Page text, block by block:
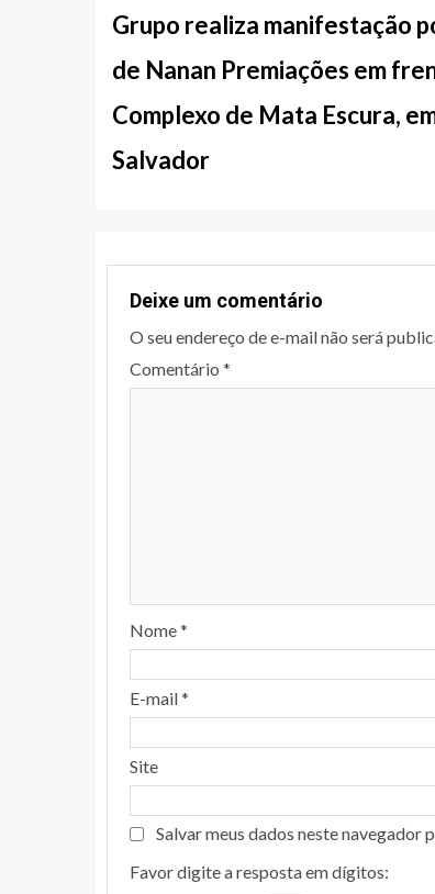
entre
notícias
Grupo realiza manifestação
de Nanan Premiações em
Complexo de Mata Escura,
Salvador
Deixe um comentário
O seu endereço de e-mail não será
Comentário *
Nome*
E-mail*
Site
Salvar meus dados neste navegador
Favor digite a resposta em dígitos: